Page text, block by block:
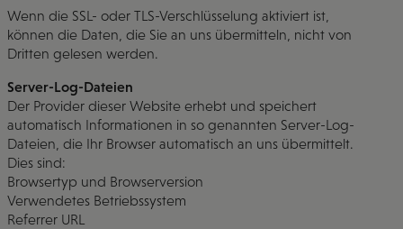
Wenn die SSL- oder TLS-Verschlüsselung aktiviert ist,
können die Daten, die Sie an uns übermitteln, nicht von
Dritten gelesen werden.
Server-Log-Dateien
Der Provider dieser Website erhebt und speichert
automatisch Informationen in so genannten Server-Log-
Dateien, die Ihr Browser automatisch an uns übermittelt.
Dies sind:
Browsertyp und Browserversion
Verwendetes Betriebssystem
Referrer URL